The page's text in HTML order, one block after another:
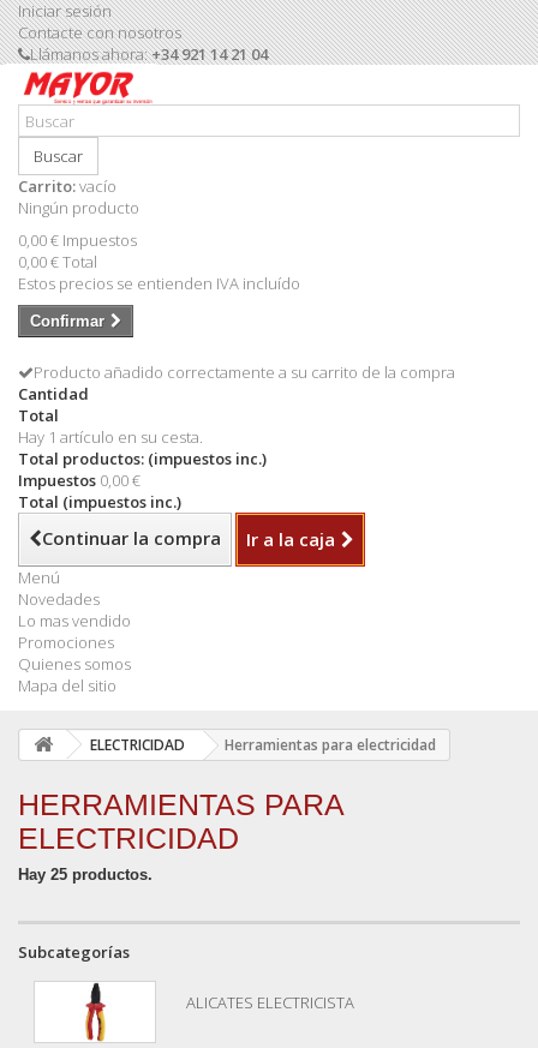
Iniciar sesión
Contacte con nosotros
Llámanos ahora:+34 921 14 21 04
Buscar
Carrito:vacío
Ningún producto
0,00 € Impuestos
0,00 €Total
Estos precios se entienden IVA incluído
Confirmar
Producto añadido correctamente a su carrito de la compra
Cantidad
Total
Hay 1 artículo en su cesta.
Total productos: (impuestos inc.)
Impuestos 0,00 €
Total (impuestos inc.)
Continuar la compra Ir a la caja
Menú
Novedades
Lo mas vendido
Promociones
Quienes somos
Mapa del sitio
ELECTRICIDAD Herramientas para electricidad
HERRAMIENTAS PARA
ELECTRICIDAD
Hay 25 productos.
Subcategorías
ALICATES ELECTRICISTA